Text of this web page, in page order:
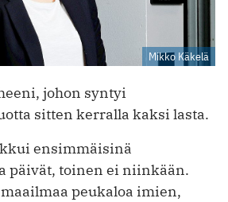
Mikko Käkelä
johon syntyi
sitten kerralla kaksi lasta.
ensimmäisinä
päivät, toinen ei niinkään.
peukaloa imien,